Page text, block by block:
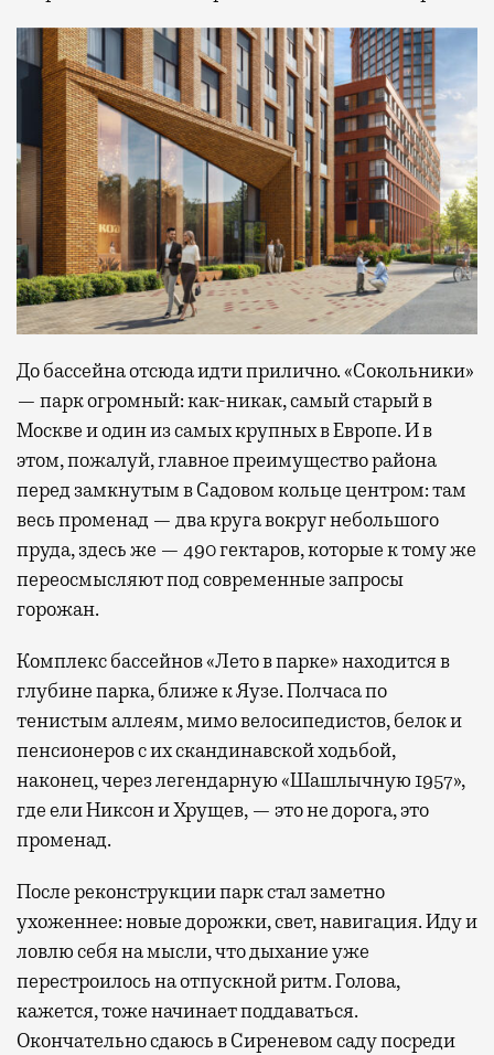
До бассейна отсюда идти прилично. «Сокольники»
— парк огромный: как-никак, самый старый в
Москве и один из самых крупных в Европе. И в
этом, пожалуй, главное преимущество района
перед замкнутым в Садовом кольце центром: там
весь променад — два круга вокруг небольшого
пруда, здесь же — 490 гектаров, которые к тому же
переосмысляют под современные запросы
горожан.
Комплекс бассейнов «Лето в парке» находится в
глубине парка, ближе к Яузе. Полчаса по
тенистым аллеям, мимо велосипедистов, белок и
пенсионеров с их скандинавской ходьбой,
наконец, через легендарную «Шашлычную 1957»,
где ели Никсон и Хрущев, — это не дорога, это
променад.
После реконструкции парк стал заметно
ухоженнее: новые дорожки, свет, навигация. Иду и
ловлю себя на мысли, что дыхание уже
перестроилось на отпускной ритм. Голова,
кажется, тоже начинает поддаваться.
Окончательно сдаюсь в Сиреневом саду посреди